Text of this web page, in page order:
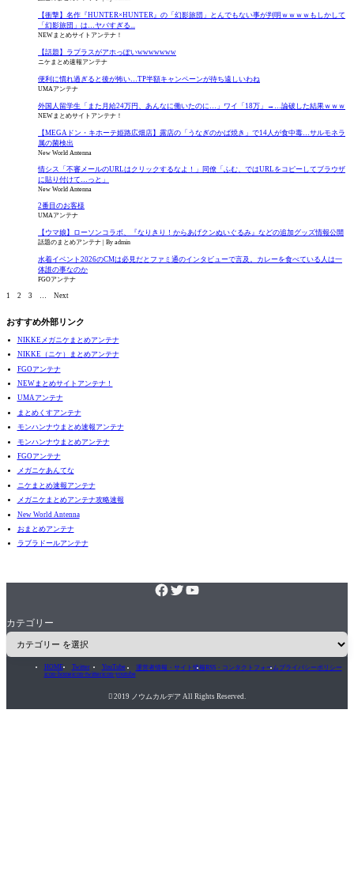
【衝撃】名作『HUNTER×HUNTER』の「幻影旅団」とんでもない事が判明ｗｗｗｗもしかして
「幻影旅団」は…ヤバすぎる...
NEWまとめサイトアンテナ！
【話題】ラプラスがアホっぽいwwwwwww
ニケまとめ速報アンテナ
便利に慣れ過ぎると後が怖い…TP半額キャンペーンが待ち遠しいわね
UMAアンテナ
外国人留学生「また月給24万円、あんなに働いたのに…」ワイ「18万」→…論破した結果ｗｗｗ
NEWまとめサイトアンテナ！
【MEGAドン・キホーテ姫路広畑店】露店の「うなぎのかば焼き」で14人が食中毒…サルモネラ
属の菌検出
New World Antenna
情シス「不審メールのURLはクリックするなよ！」同僚「ふむ、ではURLをコピーしてブラウザ
に貼り付けて…っと」
New World Antenna
2番目のお客様
UMAアンテナ
【ウマ娘】ローソンコラボ、『なりきり！からあげクンぬいぐるみ』などの追加グッズ情報公開
話題のまとめアンテナ By admin
水着イベント2026のCMは必見だとファミ通のインタビューで言及。カレーを食べている人は一
体誰の事なのか
FGOアンテナ
1 2 3 Next
おすすめ外部リンク
NIKKEメガニケまとめアンテナ
NIKKE（ニケ）まとめアンテナ
FGOアンテナ
NEWまとめサイトアンテナ！
UMAアンテナ
まとめくすアンテナ
モンハンナウまとめ速報アンテナ
モンハンナウまとめアンテナ
FGOアンテナ
メガニケあんてな
ニケまとめ速報アンテナ
メガニケまとめアンテナ攻略速報
New World Antenna
おまとめアンテナ
ラブラドールアンテナ
カテゴリー
HOME
icon-home
Twitter
icon-twitter
YouTube
icon-youtube
運営者情報・サイト情報RSS・コンタクトフォームプライバシーポリシー
 2019 ノウムカルデア All Rights Reserved.